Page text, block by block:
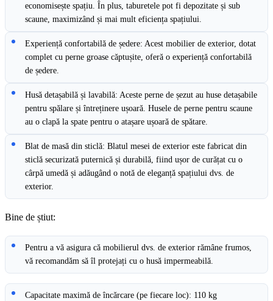
economisește spațiu. În plus, taburetele pot fi depozitate și sub
scaune, maximizând și mai mult eficiența spațiului.
Experiență confortabilă de ședere: Acest mobilier de exterior, dotat
complet cu perne groase căptușite, oferă o experiență confortabilă
de ședere.
Husă detașabilă și lavabilă: Aceste perne de șezut au huse detașabile
pentru spălare și întreținere ușoară. Husele de perne pentru scaune
au o clapă la spate pentru o atașare ușoară de spătare.
Blat de masă din sticlă: Blatul mesei de exterior este fabricat din
sticlă securizată puternică și durabilă, fiind ușor de curățat cu o
cârpă umedă și adăugând o notă de eleganță spațiului dvs. de
exterior.
Bine de știut:
Pentru a vă asigura că mobilierul dvs. de exterior rămâne frumos,
vă recomandăm să îl protejați cu o husă impermeabilă.
Capacitate maximă de încărcare (pe fiecare loc): 110 kg